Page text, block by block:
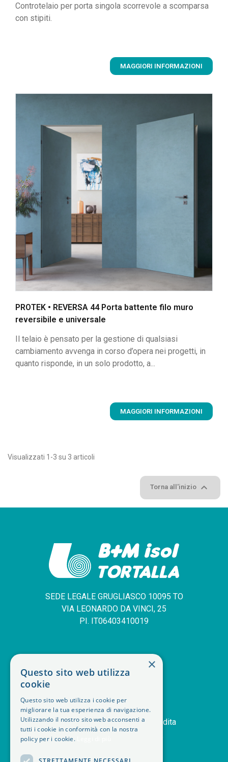
Controtelaio per porta singola scorrevole a scomparsa
con stipiti.
MAGGIORI INFORMAZIONI
PROTEK • REVERSA 44 Porta battente filo muro
reversibile e universale
Il telaio è pensato per la gestione di qualsiasi
cambiamento avvenga in corso d’opera nei progetti, in
quanto risponde, in un solo prodotto, a...
MAGGIORI INFORMAZIONI
Visualizzati 1-3 su 3 articoli
Torna all'inizio 
SEDE LEGALE GRUGLIASCO 10095 TO
VIA LEONARDO DA VINCI, 25
PI. IT06403410019
SERVIZIO CLIENTI
deskphone +39 011 408 14 28
orders Storico ordini
handshake Termini e condizioni di vendita
delivery_truck_speed
×
Questo sito web utilizza
cookie
Questo sito web utilizza i cookie per
migliorare la tua esperienza di navigazione.
Utilizzando il nostro sito web acconsenti a
tutti i cookie in conformità con la nostra
policy per i cookie.